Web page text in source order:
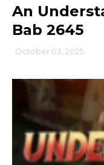
An
Bab 2645
October 03, 2025